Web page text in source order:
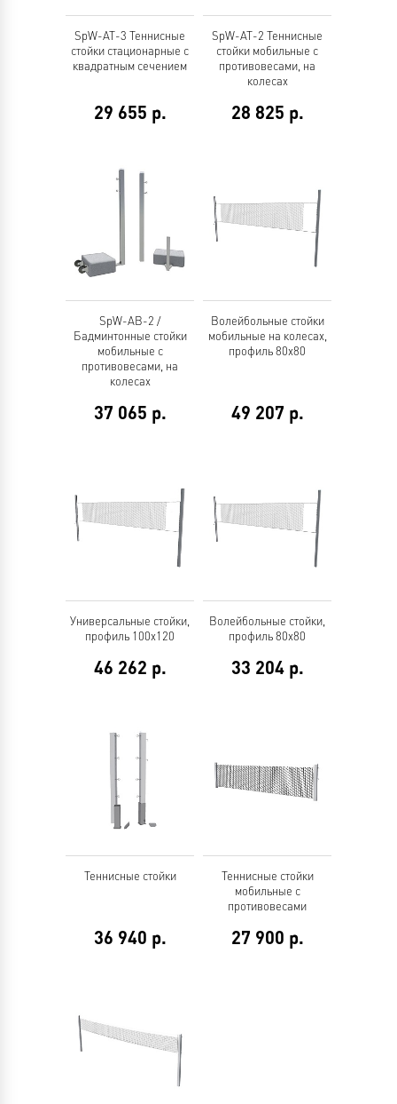
SpW-AT-3 Теннисные
стойки стационарные с
квадратным сечением
29 655 р.
SpW-AT-2 Теннисные
стойки мобильные с
противовесами, на
колесах
28 825 р.
SpW-AB-2 /
Бадминтонные стойки
мобильные с
противовесами, на
колесах
37 065 р.
Волейбольные стойки
мобильные на колесах,
профиль 80х80
49 207 р.
Универсальные стойки,
профиль 100х120
46 262 р.
Волейбольные стойки,
профиль 80х80
33 204р.
Теннисные стойки
36 940 р.
Теннисные стойки
мобильные с
противовесами
27 900 р.